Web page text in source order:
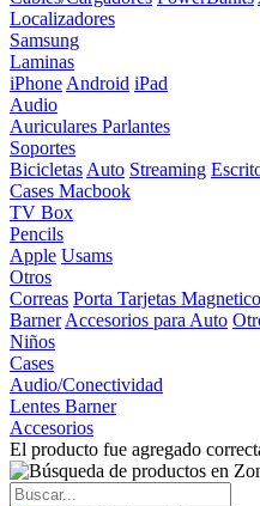
Localizadores
Samsung
Laminas
iPhone Android iPad
Audio
Auriculares Parlantes
Soportes
Bicicletas Auto Streaming
Cases Macbook
TV Box
Pencils
Apple Usams
Otros
Correas Porta Tarjetas
Barner Accesorios para Auto
Niños
Cases
Audio/Conectividad
Lentes Barner
Accesorios
El producto fue agregado